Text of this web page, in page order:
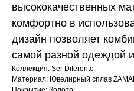
высококачественных
комфортно в
дизайн позволяет
самой разной одеждой
Коллекция: Ser Diferente
Материал: Ювелирный сплав